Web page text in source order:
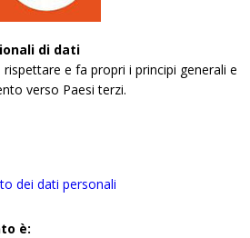
di dati
e fa propri i principi generali e
verso Paesi terzi.
dei dati personali
è: